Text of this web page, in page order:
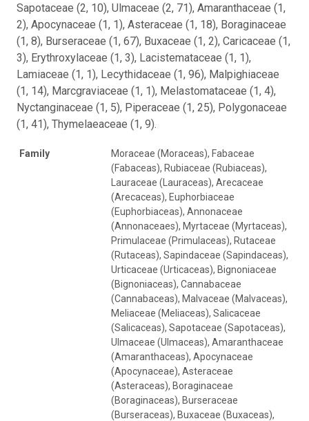
Sapotaceae (2, 10), Ulmaceae (2, 71), Amaranthaceae (1,
2), Apocynaceae (1, 1), Asteraceae (1, 18), Boraginaceae
(1, 8), Burseraceae (1, 67), Buxaceae (1, 2), Caricaceae (1,
3), Erythroxylaceae (1, 3), Lacistemataceae (1, 1),
Lamiaceae (1, 1), Lecythidaceae (1, 96), Malpighiaceae
(1, 14), Marcgraviaceae (1, 1), Melastomataceae (1, 4),
Nyctanginaceae (1, 5), Piperaceae (1, 25), Polygonaceae
(1, 41), Thymelaeaceae (1, 9).
Family
Moraceae (Moraceas), Fabaceae
(Fabaceas), Rubiaceae (Rubiaceas),
Lauraceae (Lauraceas), Arecaceae
(Arecaceas), Euphorbiaceae
(Euphorbiaceas), Annonaceae
(Annonaceaes), Myrtaceae (Myrtaceas),
Primulaceae (Primulaceas), Rutaceae
(Rutaceas), Sapindaceae (Sapindaceas),
Urticaceae (Urticaceas), Bignoniaceae
(Bignoniaceas), Cannabaceae
(Cannabaceas), Malvaceae (Malvaceas),
Meliaceae (Meliaceas), Salicaceae
(Salicaceas), Sapotaceae (Sapotaceas),
Ulmaceae (Ulmaceas), Amaranthaceae
(Amaranthaceas), Apocynaceae
(Apocynaceae), Asteraceae
(Asteraceas), Boraginaceae
(Boraginaceas), Burseraceae
(Burseraceas), Buxaceae (Buxaceas),